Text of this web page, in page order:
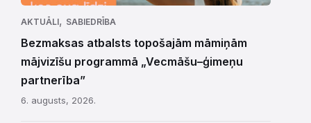
AKTUĀLI, SABIEDRĪBA
Bezmaksas atbalsts topošajām māmiņām
mājvizīšu programmā „Vecmāšu–ģimeņu
partnerība”
6. augusts, 2026.